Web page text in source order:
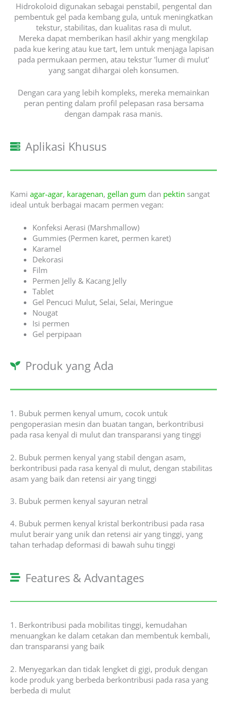
Hidrokoloid digunakan sebagai penstabil, pengental dan
pembentuk gel pada kembang gula, untuk meningkatkan
tekstur, stabilitas, dan kualitas rasa di mulut.
Mereka dapat memberikan hasil akhir yang mengkilap
pada kue kering atau kue tart, lem untuk menjaga lapisan
pada permukaan permen, atau tekstur 'lumer di mulut'
yang sangat dihargai oleh konsumen.
Dengan cara yang lebih kompleks, mereka memainkan
peran penting dalam profil pelepasan rasa bersama
dengan dampak rasa manis.
Aplikasi Khusus
Kami agar-agar, karagenan, gellan gum dan pektin sangat
ideal untuk berbagai macam permen vegan:
Konfeksi Aerasi (Marshmallow)
Gummies (Permen karet, permen karet)
Karamel
Dekorasi
Film
Permen Jelly & Kacang Jelly
Tablet
Gel Pencuci Mulut, Selai, Selai, Meringue
Nougat
Isi permen
Gel perpipaan
Produk yang Ada
1. Bubuk permen kenyal umum, cocok untuk
pengoperasian mesin dan buatan tangan, berkontribusi
pada rasa kenyal di mulut dan transparansi yang tinggi
2. Bubuk permen kenyal yang stabil dengan asam,
berkontribusi pada rasa kenyal di mulut, dengan stabilitas
asam yang baik dan retensi air yang tinggi
3. Bubuk permen kenyal sayuran netral
4. Bubuk permen kenyal kristal berkontribusi pada rasa
mulut berair yang unik dan retensi air yang tinggi, yang
tahan terhadap deformasi di bawah suhu tinggi
Features & Advantages
1. Berkontribusi pada mobilitas tinggi, kemudahan
menuangkan ke dalam cetakan dan membentuk kembali,
dan transparansi yang baik
2. Menyegarkan dan tidak lengket di gigi, produk dengan
kode produk yang berbeda berkontribusi pada rasa yang
berbeda di mulut